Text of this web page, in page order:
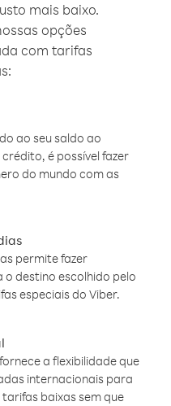
mais baixo.
opções
com tarifas
ao seu saldo ao
é possível fazer
do mundo com as
permite fazer
destino escolhido pelo
especiais do Viber.
a flexibilidade que
internacionais para
baixas sem que